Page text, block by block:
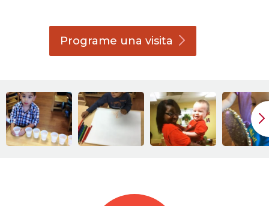
Programe unavisita